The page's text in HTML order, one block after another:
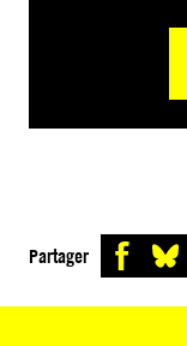
Partager